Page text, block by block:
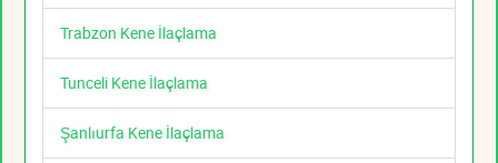
Trabzon Kene İlaçlama
Tunceli Kene İlaçlama
Şanlıurfa Kene İlaçlama